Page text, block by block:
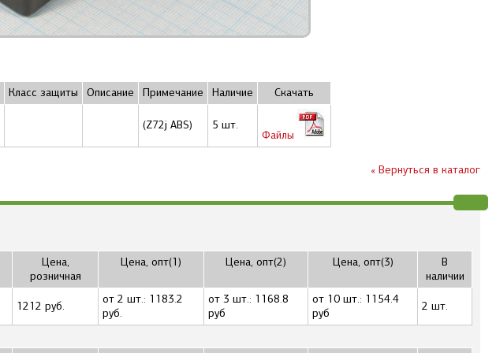
Класс защиты Описание Примечание Наличие Скачать
(Z72j ABS) 5 шт.
Файлы
« Вернуться в каталог
Цена,
розничная
Цена, опт(1) Цена, опт(2) Цена, опт(3)
В
наличии
1212 руб.
от 2 шт.: 1183.2
руб.
от 3 шт.: 1168.8
руб
от 10 шт.: 1154.4
руб
2 шт.